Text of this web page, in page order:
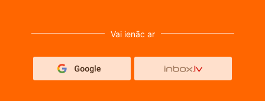
Vai ienāc ar